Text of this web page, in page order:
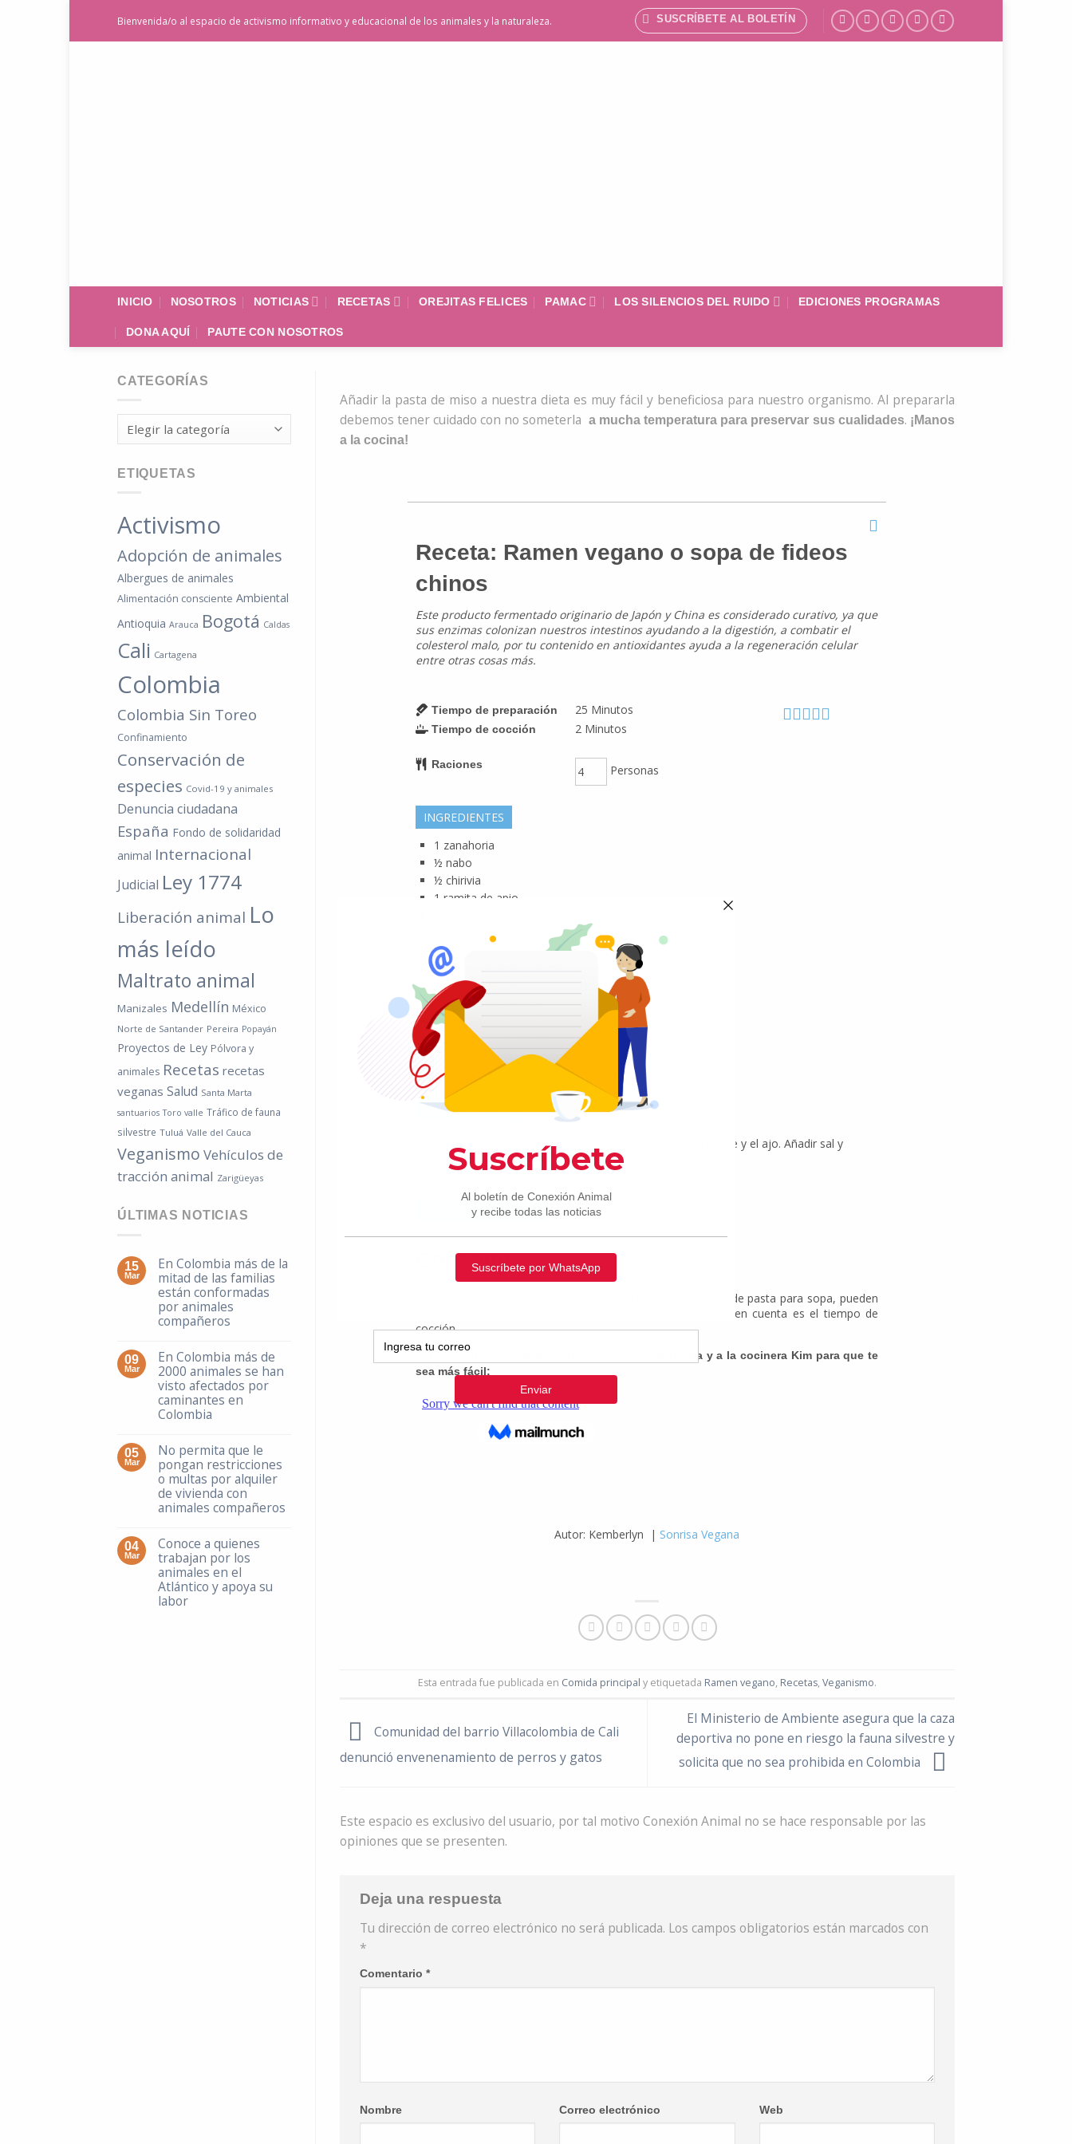
Bienvenida/o al espacio de activismo informativo y educacional de los animales y la naturaleza. SUSCRÍBETE AL BOLETÍN
INICIO NOSOTROS NOTICIAS RECETAS OREJITAS FELICES PAMAC LOS SILENCIOS DEL RUIDO EDICIONES PROGRAMAS
DONA AQUÍ PAUTE CON NOSOTROS
CATEGORÍAS
ETIQUETAS
Activismo
Adopción de animales
Albergues de animales
Alimentación consciente Ambiental
Antioquia Arauca Bogotá Caldas
Cali Cartagena
Colombia
Colombia Sin Toreo
Confinamiento
Conservación de
especies Covid-19 y animales
Denuncia ciudadana
España Fondo de solidaridad
animal Internacional
Judicial Ley 1774
Liberación animal Lo
más leído
Maltrato animal
Manizales Medellín México
Norte de Santander Pereira Popayán
Proyectos de Ley Pólvora y
animales Recetas recetas
veganas Salud Santa Marta
santuarios Toro valle Tráfico de fauna
silvestre Tuluá Valle del Cauca
Veganismo Vehículos de
tracción animal Zarigüeyas
ÚLTIMAS NOTICIAS
15
Mar
En Colombia más de la
mitad de las familias
están conformadas
por animales
compañeros
09
Mar
En Colombia más de
2000 animales se han
visto afectados por
caminantes en
Colombia
05
Mar
No permita que le
pongan restricciones
o multas por alquiler
de vivienda con
animales compañeros
04
Mar
Conoce a quienes
trabajan por los
animales en el
Atlántico y apoya su
labor
Añadir la pasta de miso a nuestra dieta es muy fácil y beneficiosa para nuestro organismo. Al prepararla
debemos tener cuidado con no someterla a mucha temperatura para preservar sus cualidades. ¡Manos
a la cocina!
Receta: Ramen vegano o sopa de fideos
chinos
Este producto fermentado originario de Japón y China es considerado curativo, ya que
sus enzimas colonizan nuestros intestinos ayudando a la digestión, a combatir el
colesterol malo, por tu contenido en antioxidantes ayuda a la regeneración celular
entre otras cosas más.
Tiempo de preparación 25 Minutos
Tiempo de cocción 2 Minutos
Raciones Personas
INGREDIENTES
1 zanahoria
½ nabo
½ chirivia
1 ramita de apio
De aceite de oliva
1 ajo
2 Copos
C de pasta de miso oscuro o negro
4 C De salsa de soja
½
Paquete
de fideos chinos de trigo
1
de agua filtrada
Seitán la cantidad deseada
INSTRUCCIONES
Cortar las verduras en trozos finos, saltearlas con el aceite y el ajo. Añadir sal y
pimienta. Sofreír unos 2 min.
NOTAS DE LA RECETA
Consejos:
Los fideos los podemos reemplazar por cualquier otro tipo de pasta para sopa, pueden
ser fideos finos o unos espaguetis finos, lo único a tener en cuenta es el tiempo de
cocción.
Si tienes dudas en la preparación escucha la receta y a la cocinera Kim para que te
sea más fácil:
Autor: Kemberlyn | Sonrisa Vegana
Esta entrada fue publicada en Comida principal y etiquetada Ramen vegano, Recetas, Veganismo.
Comunidad del barrio Villacolombia de Cali
denunció envenenamiento de perros y gatos
El Ministerio de Ambiente asegura que la caza
deportiva no pone en riesgo la fauna silvestre y
solicita que no sea prohibida en Colombia
Este espacio es exclusivo del usuario, por tal motivo Conexión Animal no se hace responsable por las
opiniones que se presenten.
Deja una respuesta
Tu dirección de correo electrónico no será publicada. Los campos obligatorios están marcados con
*
Comentario *
Nombre Correo electrónico Web